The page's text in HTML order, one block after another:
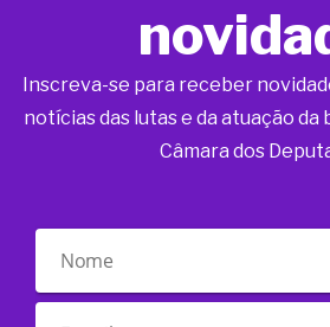
Inscreva-se para receber
notícias das lutas e da atuação da
Câmara dos